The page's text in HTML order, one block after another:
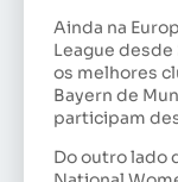
Ainda na
League
os melhores
Bayern de
participam
Do outro lado